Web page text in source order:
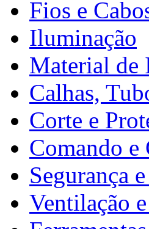
Fios e
Iluminação
Material de
Calhas,
Corte e
Comando e
Segurança
Ventilação